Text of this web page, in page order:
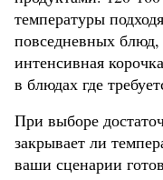
температуры
повседневных
интенсивная
в блюдах где
При выборе
закрывает ли
ваши сценарии